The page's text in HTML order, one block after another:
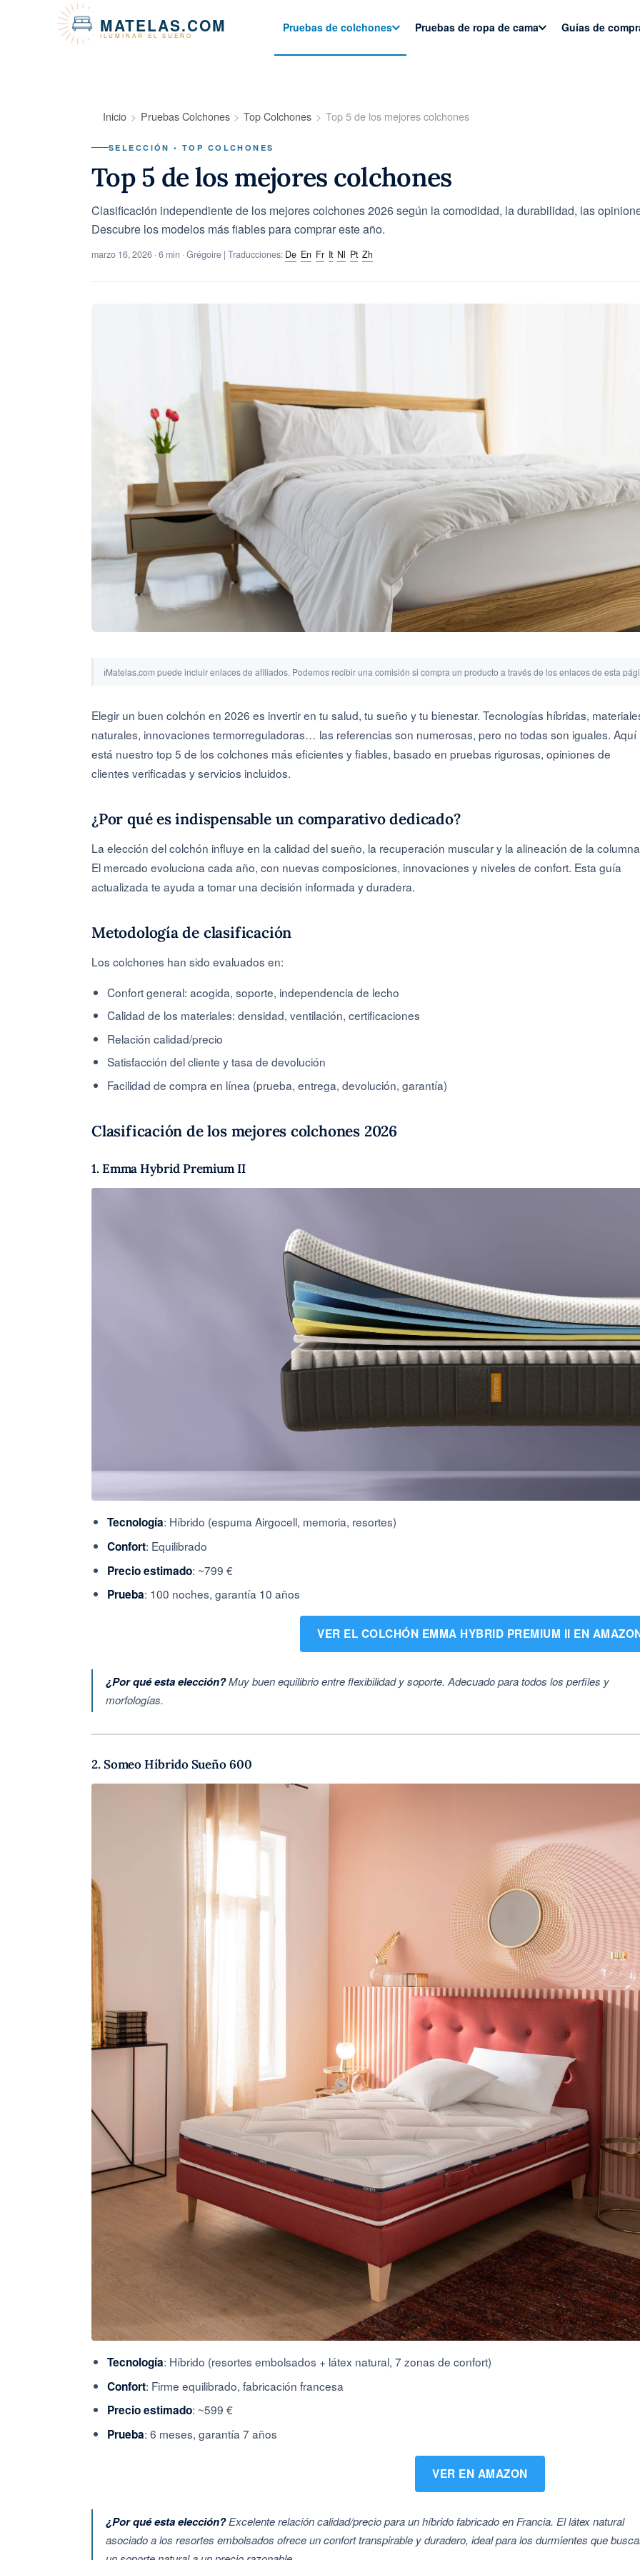
MATELAS.COM
ILUMINAR EL SUEÑO
Pruebas de colchones Pruebas de ropa de cama Guías de
Inicio Pruebas Colchones Top Colchones Top 5 de los mejores colchones
SELECCIÓN • TOP COLCHONES
Top 5 de los mejores colchones
Clasificación independiente de los mejores colchones 2026 según la comodidad, la durabilidad, las
Descubre los modelos más fiables para comprar este año.
marzo 16, 2026 · 6 min · Grégoire | Traducciones: De En Fr It Nl Pt Zh
ℹMatelas.com puede incluir enlaces de afiliados. Podemos recibir una comisión si compra un producto a través de los enlaces de esta
Elegir un buen colchón en 2026 es invertir en tu salud, tu sueño y tu bienestar. Tecnologías híbridas,
naturales, innovaciones termorreguladoras… las referencias son numerosas, pero no todas son iguales. Aquí
está nuestro top 5 de los colchones más eficientes y fiables, basado en pruebas rigurosas, opiniones de
clientes verificadas y servicios incluidos.
¿Por qué es indispensable un comparativo dedicado?
La elección del colchón influye en la calidad del sueño, la recuperación muscular y la alineación de la
El mercado evoluciona cada año, con nuevas composiciones, innovaciones y niveles de confort. Esta guía
actualizada te ayuda a tomar una decisión informada y duradera.
Metodología de clasificación
Los colchones han sido evaluados en:
Confort general: acogida, soporte, independencia de lecho
Calidad de los materiales: densidad, ventilación, certificaciones
Relación calidad/precio
Satisfacción del cliente y tasa de devolución
Facilidad de compra en línea (prueba, entrega, devolución, garantía)
Clasificación de los mejores colchones 2026
1. Emma Hybrid Premium II
Tecnología: Híbrido (espuma Airgocell, memoria, resortes)
Confort: Equilibrado
Precio estimado: ~799 €
Prueba: 100 noches, garantía 10 años
VER EL COLCHÓN EMMA HYBRID PREMIUM II EN
¿Por qué esta elección?Muy buen equilibrio entre flexibilidad y soporte. Adecuado para todos los perfiles y
morfologías.
2. Someo Híbrido Sueño 600
Tecnología: Híbrido (resortes embolsados + látex natural, 7 zonas de confort)
Confort: Firme equilibrado, fabricación francesa
Precio estimado: ~599 €
Prueba: 6 meses, garantía 7 años
VER EN AMAZON
¿Por qué esta elección?Excelente relación calidad/precio para un híbrido fabricado en Francia. El látex natural
asociado a los resortes embolsados ofrece un confort transpirable y duradero, ideal para los durmientes que
Panel de gestión de cookies